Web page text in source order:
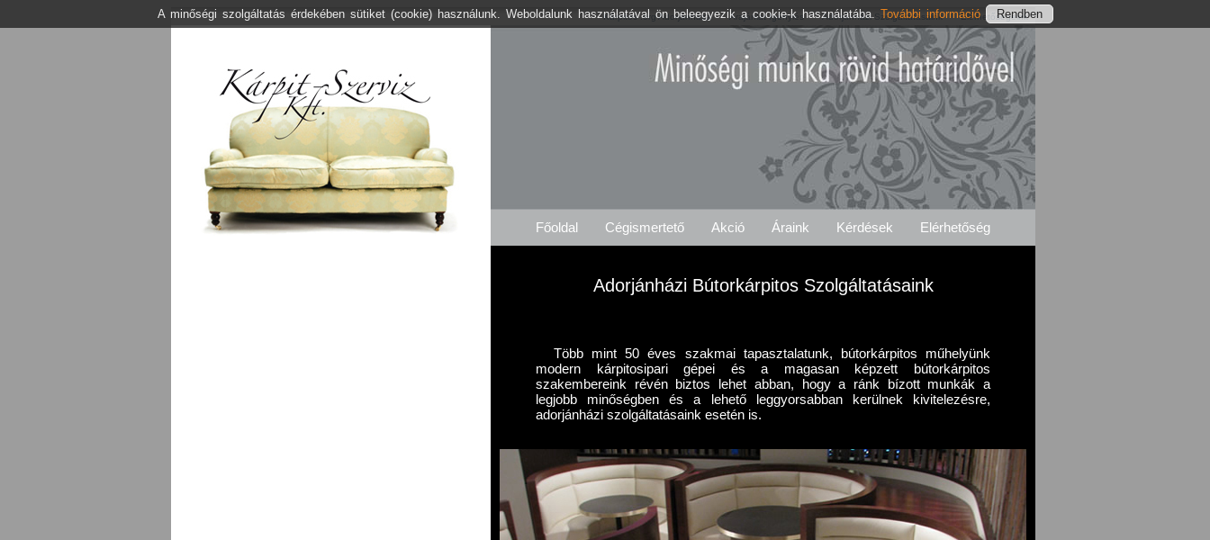
Kárpitos .org Adorjánháza Árajánlat Igénylés Adorjánházi Szolgáltatásaink Elérhetőségeink
Főoldal Cégismertető Akció Áraink Kérdések Elérhetőség
Adorjánházi Bútorkárpitos Szolgáltatásaink
Több mint 50 éves szakmai tapasztalatunk, bútorkárpitos műhelyünk
modern kárpitosipari gépei és a magasan képzett bútorkárpitos
szakembereink révén biztos lehet abban, hogy a ránk bízott munkák a
legjobb minőségben és a lehető leggyorsabban kerülnek kivitelezésre,
adorjánházi szolgáltatásaink esetén is.
A minőségi szolgáltatás érdekében sütiket (cookie) használunk. Weboldalunk használatával ön beleegyezik a cookie-k használatába. További információ